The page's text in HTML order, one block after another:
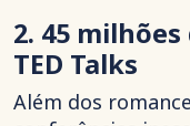
2. 45
TED Talks
Além dos